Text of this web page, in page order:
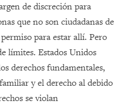
de discreción para
que no son ciudadanas de
para estar allí. Pero
límites. Estados Unidos
derechos fundamentales,
y el derecho al debido
se violan